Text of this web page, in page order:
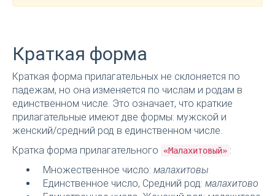
Краткая форма
Краткая форма прилагательных не склоняется по
падежам, но она изменяется по числам и родам в
единственном числе. Это означает, что краткие
прилагательные имеют две формы: мужской и
женский/средний род в единственном числе.
Кратка форма прилагательного
«Малахитовый» :
Множественное число: малахитовы
Единственное число, Средний род: малахитово